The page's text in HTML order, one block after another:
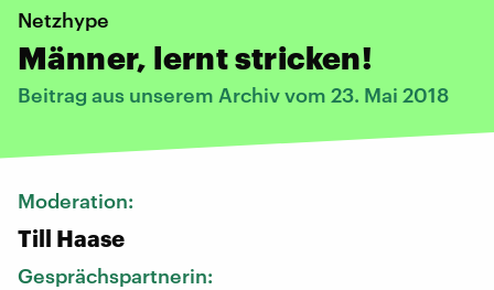
Netzhype
Männer, lernt stricken!
Beitrag aus unserem Archiv vom 23. Mai 2018
Moderation:
Till Haase
Gesprächspartnerin: